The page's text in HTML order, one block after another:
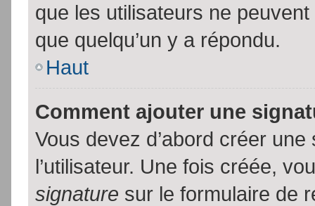
que les utilisateurs ne
que quelqu’un y a répondu.
Haut
Comment ajouter une
Vous devez d’abord créer
l’utilisateur. Une fois créée,
signature sur le formulaire de